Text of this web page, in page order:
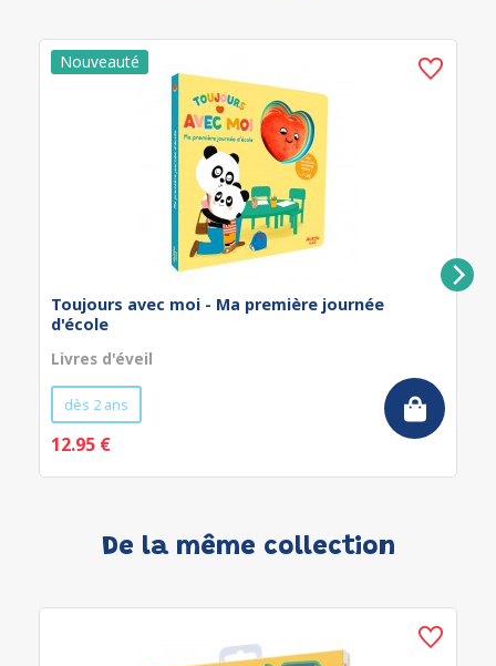
Toujours avec moi - Ma première journée
d'école
Livres d'éveil
dès 2 ans
12.95 €
De la même collection